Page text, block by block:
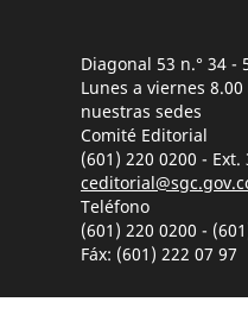
Diagonal 53 n.° 34 -
Lunes a viernes
nuestras sedes
Comité Editorial
(601) 220 0200 - Ext.
Teléfono
(601) 220 0200 -
Fáx: (601) 222 07 97